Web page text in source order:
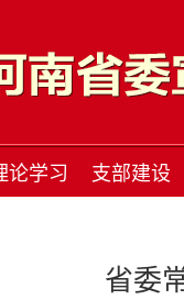
论学习 支部建设
省委